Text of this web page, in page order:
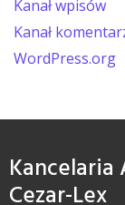
Kanał wpisów
Kanał
WordPress.org
Kancelaria
Cezar-Lex